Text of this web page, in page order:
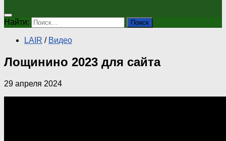
Найти:
LAIR / Видео
Лощинино 2023 для сайта
29 апреля 2024